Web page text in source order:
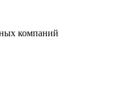
компаний